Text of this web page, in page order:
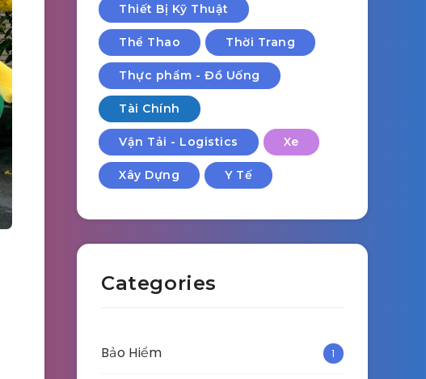
Thiết Bị Kỹ Thuật
Thể Thao Thời Trang
Thực phẩm - Đồ Uống
Tài Chính
Vận Tải - Logistics Xe
Xây Dựng Y Tế
Categories
Bảo Hiểm 1